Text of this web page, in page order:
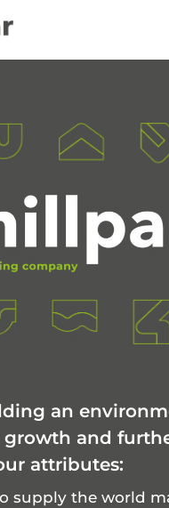
an
growth and
attributes:
supply the world